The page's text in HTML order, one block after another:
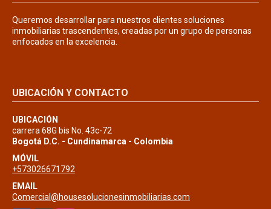
Queremos desarrollar para nuestros clientes soluciones
inmobiliarias trascendentes, creadas por un grupo de personas
enfocados en la excelencia.
UBICACIÓN Y CONTACTO
UBICACIÓN
carrera 68G bis No. 43c-72
Bogotá D.C. - Cundinamarca - Colombia
MÓVIL
+573026671792
EMAIL
Comercial@housesolucionesinmobiliarias.com